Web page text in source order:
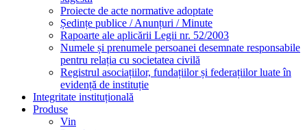
Proiecte de acte normative adoptate
Ședințe publice / Anunțuri / Minute
Rapoarte ale aplicării Legii nr. 52/2003
Numele și prenumele persoanei desemnate responsabile
pentru relația cu societatea civilă
Registrul asociațiilor, fundațiilor și federațiilor luate în
evidență de instituție
Integritate instituțională
Produse
Vin